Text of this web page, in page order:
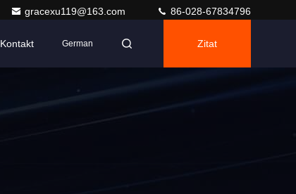
gracexu119@163.com 86-028-67834796
Kontakt German Zitat